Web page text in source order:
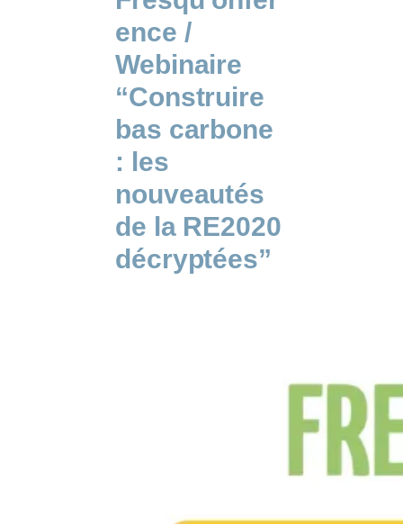
ence /
Webinaire
“Construire
bas carbone
: les
nouveautés
de la RE2020
décryptées”